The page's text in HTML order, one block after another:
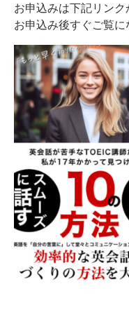
お申込みは下記リンク
お申込み後すぐご覧に